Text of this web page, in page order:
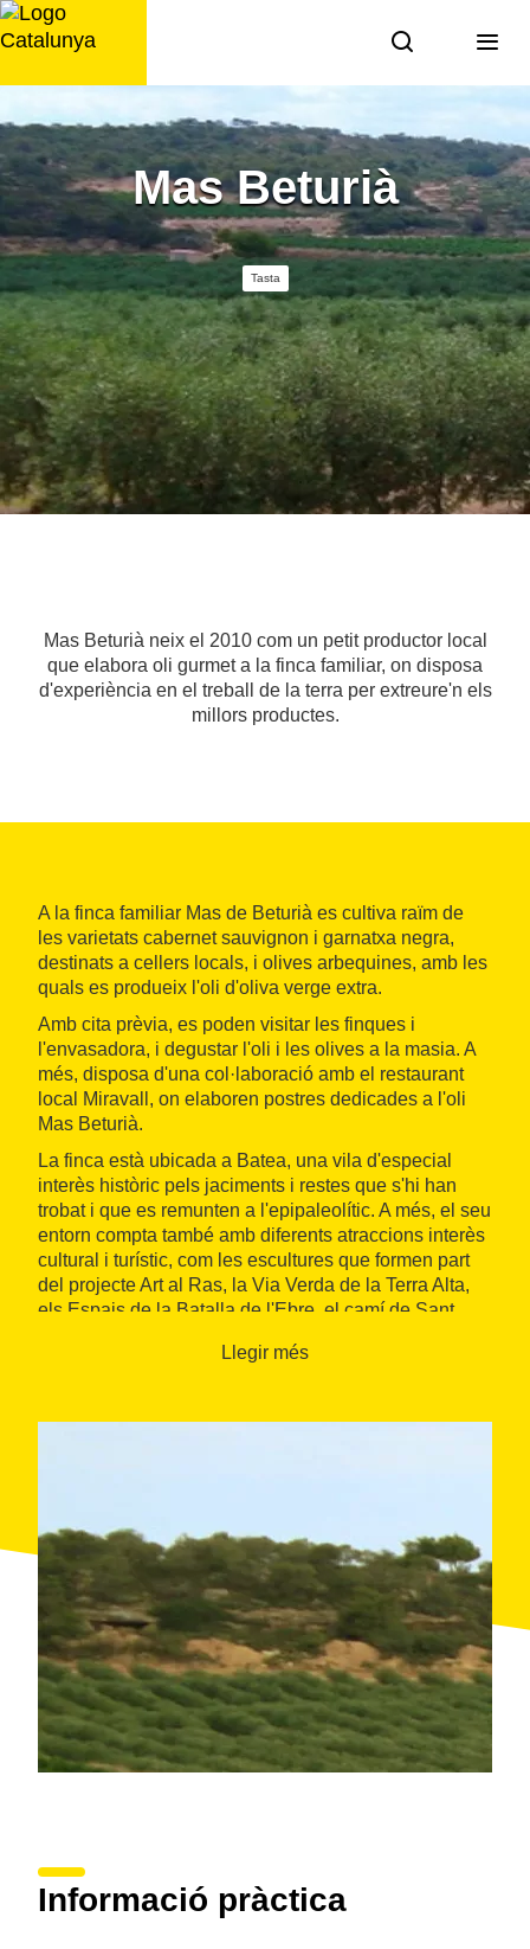
Saltar
al
Mas Beturià
Tasta
Mas Beturià neix el 2010 com un petit productor local
que elabora oli gurmet a la finca familiar, on disposa
d'experiència en el treball de la terra per extreure'n els
millors productes.
A la finca familiar Mas de Beturià es cultiva raïm de
les varietats cabernet sauvignon i garnatxa negra,
destinats a cellers locals, i olives arbequines, amb les
quals es produeix l'oli d'oliva verge extra.
Amb cita prèvia, es poden visitar les finques i
l'envasadora, i degustar l'oli i les olives a la masia. A
més, disposa d'una col·laboració amb el restaurant
local Miravall, on elaboren postres dedicades a l'oli
Mas Beturià.
La finca està ubicada a Batea, una vila d'especial
interès històric pels jaciments i restes que s'hi han
trobat i que es remunten a l'epipaleolític. A més, el seu
entorn compta també amb diferents atraccions interès
cultural i turístic, com les escultures que formen part
del projecte Art al Ras, la Via Verda de la Terra Alta,
els Espais de la Batalla de l'Ebre, el camí de Sant
Llegir més
Informació pràctica